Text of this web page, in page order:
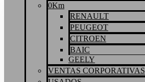
0Km
RENAULT
PEUGEOT
CITROEN
BAIC
GEELY
VENTAS CORPORATIVAS